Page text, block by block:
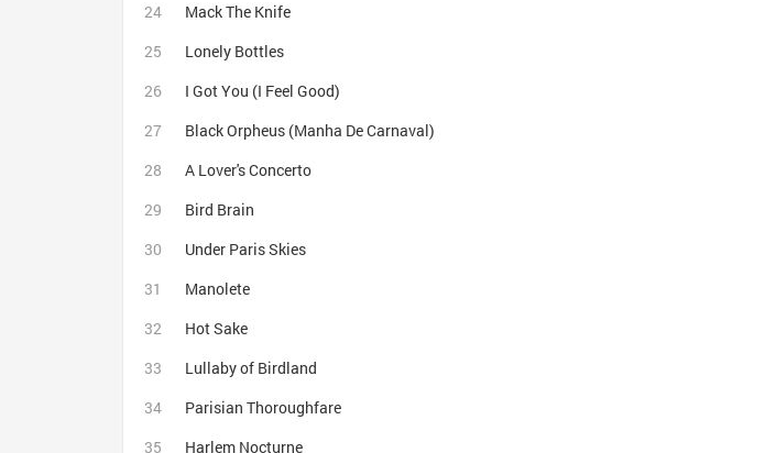
Mack The Knife
Lonely Bottles
I Got You (I Feel Good)
Black Orpheus (Manha De Carnaval)
A Lover's Concerto
Bird Brain
Under Paris Skies
Manolete
Hot Sake
Lullaby of Birdland
Parisian Thoroughfare
Harlem Nocturne